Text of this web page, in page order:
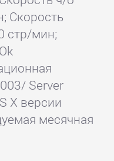
Скорость
стр/мин;
Server
X версии
месячная